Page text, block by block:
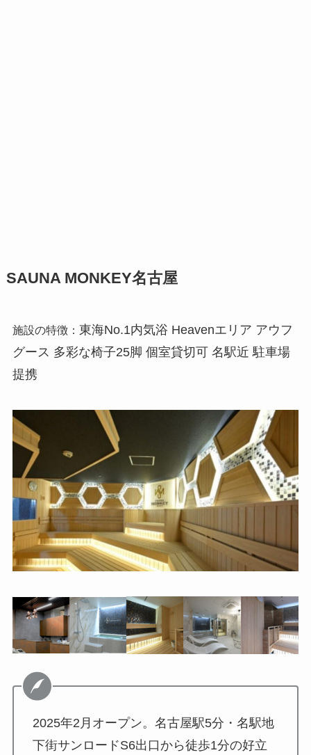
SAUNA MONKEY名古屋
施設の特徴： 東海No.1内気浴 Heavenエリア アウフ
グース 多彩な椅子25脚 個室貸切可 名駅近 駐車場
提携
2025年2月オープン。名古屋駅5分・名駅地
下街サンロードS6出口から徒歩1分の好立